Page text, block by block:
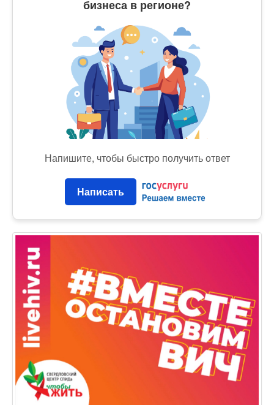
бизнеса в регионе?
Напишите, чтобы быстро получить ответ
Написать